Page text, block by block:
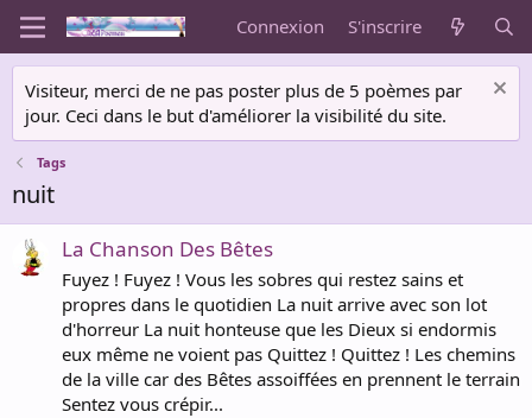
Connexion S'inscrire
Visiteur, merci de ne pas poster plus de 5 poèmes par
jour. Ceci dans le but d'améliorer la visibilité du site.
Tags
nuit
La Chanson Des Bêtes
Fuyez ! Fuyez ! Vous les sobres qui restez sains et
propres dans le quotidien La nuit arrive avec son lot
d'horreur La nuit honteuse que les Dieux si endormis
eux même ne voient pas Quittez ! Quittez ! Les chemins
de la ville car des Bêtes assoiffées en prennent le terrain
Sentez vous crépir...